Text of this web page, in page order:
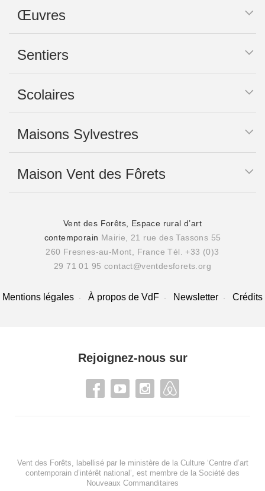
Œuvres
Sentiers
Scolaires
Maisons Sylvestres
Maison Vent des Fôrets
Vent des Forêts, Espace rural d’art
contemporain Mairie, 21 rue des Tassons 55
260 Fresnes-au-Mont, France Tél. +33 (0)3
29 71 01 95 contact@ventdesforets.org
Mentions légales À propos de VdF Newsletter Crédits
Rejoignez-nous sur
Vent des Forêts, labellisé par le ministère de la Culture ‘Centre d’art
contemporain d’intérêt national’, est membre de la Société des
Nouveaux Commanditaires